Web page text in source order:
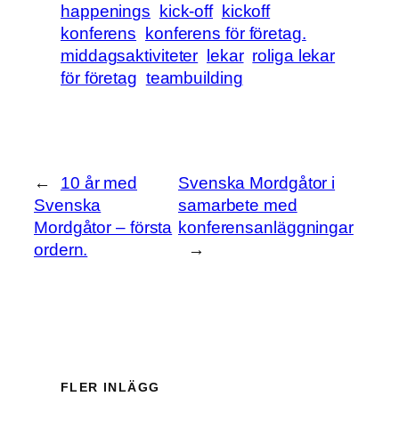
happenings kick-off kickoff
konferens konferens för företag.
middagsaktiviteter lekar roliga lekar
för företag teambuilding
←
10 år med
Svenska
Mordgåtor – första
ordern.
Svenska Mordgåtor i
samarbete med
konferensanläggningar
→
FLER INLÄGG